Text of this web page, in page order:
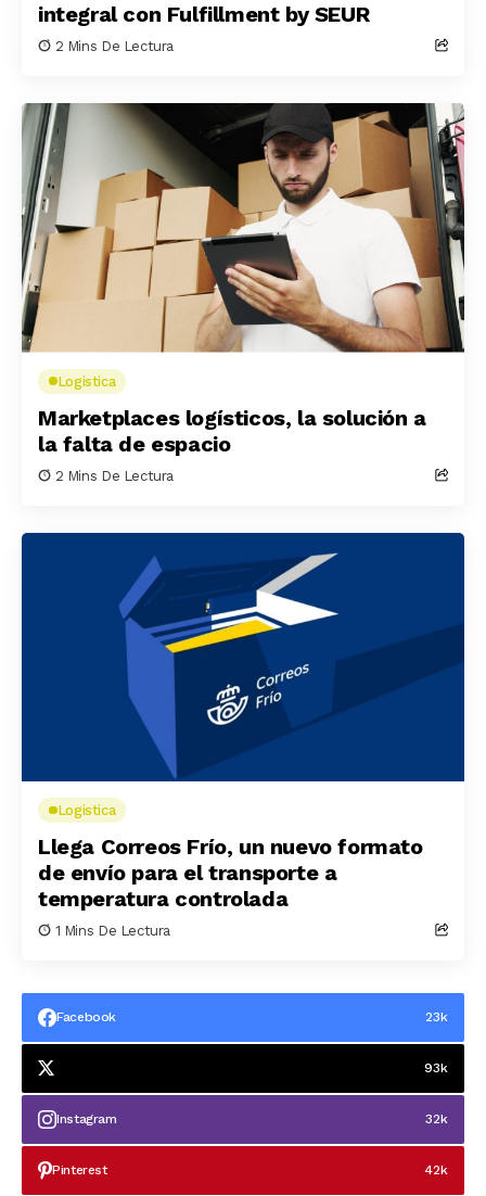
integral con Fulfillment by SEUR
2 Mins De Lectura
Logistica
Marketplaces logísticos, la solución a
la falta de espacio
2 Mins De Lectura
Logistica
Llega Correos Frío, un nuevo formato
de envío para el transporte a
temperatura controlada
1 Mins De Lectura
Facebook 23k
93k
Instagram 32k
Pinterest 42k